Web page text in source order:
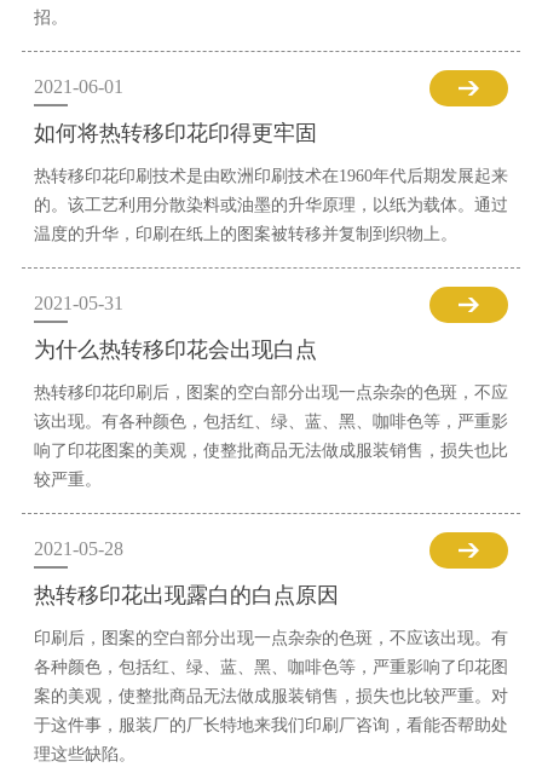
招。
2021-06-01
如何将热转移印花印得更牢固
热转移印花印刷技术是由欧洲印刷技术在1960年代后期发展起来
的。该工艺利用分散染料或油墨的升华原理，以纸为载体。通过
温度的升华，印刷在纸上的图案被转移并复制到织物上。
2021-05-31
为什么热转移印花会出现白点
热转移印花印刷后，图案的空白部分出现一点杂杂的色斑，不应
该出现。有各种颜色，包括红、绿、蓝、黑、咖啡色等，严重影
响了印花图案的美观，使整批商品无法做成服装销售，损失也比
较严重。
2021-05-28
热转移印花出现露白的白点原因
印刷后，图案的空白部分出现一点杂杂的色斑，不应该出现。有
各种颜色，包括红、绿、蓝、黑、咖啡色等，严重影响了印花图
案的美观，使整批商品无法做成服装销售，损失也比较严重。对
于这件事，服装厂的厂长特地来我们印刷厂咨询，看能否帮助处
理这些缺陷。